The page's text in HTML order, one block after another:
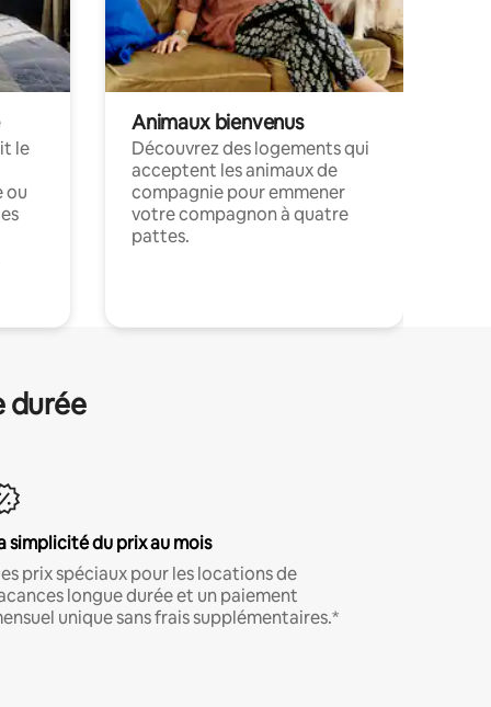
le
ou
Animaux bienvenus
Découvrez des logements qui
acceptent les animaux de
compagnie pour emmener
votre compagnon à quatre
pattes.
durée
simplicité du prix au mois
prix spéciaux pour les locations de
longue durée et un paiement
unique sans frais supplémentaires.*